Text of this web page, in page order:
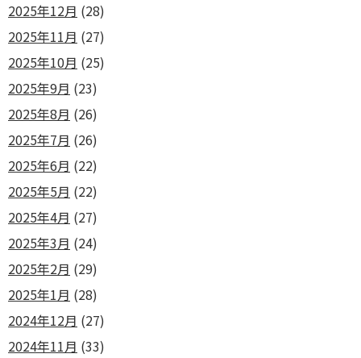
2025年12月 (28)
2025年11月 (27)
2025年10月 (25)
2025年9月 (23)
2025年8月 (26)
2025年7月 (26)
2025年6月 (22)
2025年5月 (22)
2025年4月 (27)
2025年3月 (24)
2025年2月 (29)
2025年1月 (28)
2024年12月 (27)
2024年11月 (33)